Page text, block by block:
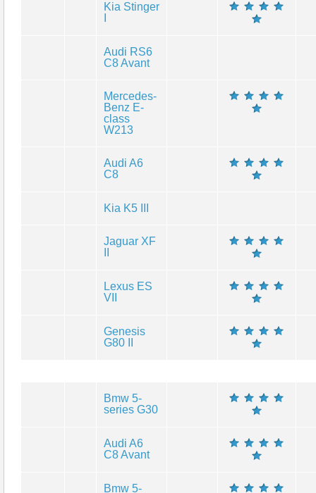
Kia Stinger
Audi RS6
C8 Avant
Mercedes-
Benz E-
class
W213
Audi A6
C8
Kia K5 III
Jaguar XF
Lexus ES
VII
Genesis
G80 II
Bmw 5-
series G30
Audi A6
C8 Avant
Bmw 5-